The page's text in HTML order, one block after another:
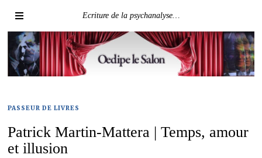
Ecriture de la psychanalyse…
PASSEUR DE LIVRES
Patrick Martin-Mattera | Temps, amour
et illusion